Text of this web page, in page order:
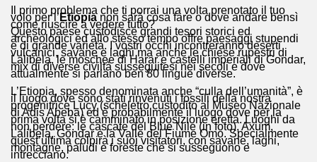
Il primo problema che ti porrai una volta prenotato il tuo
volo per l’ Etiopianon sarà cosa fare o dove andare bensì
come riuscire a vedere tutto?
Questo paese custodisce grandi tesori storici ed
archeologici ed allo stesso tempo offre paesaggi stupendi
e di grande varietà. I vostri occhi incontreranno deserti
vulcanici, savane e laghi ma anche le chiese rupestri di
Lalibela, le moschee di Harar e castelli imperiali di Gondar,
mix di diverse civiltà susseguitesi nei secoli e dove
attualmente si parlano ben 80 lingue diverse.
L’Etiopia, spesso denominata anche “culla dell’umanità”, è
il luogo dove sono stati rinvenuti i fossili della nostra
progenitrice Lucy (scheletro custodito al Museo Nazionale
di Adis Abeba) ed è probabilmente il luogo dove per la
prima volta si è camminato in posizione eretta. Luoghi da
non perdere: le cascate del Blue Nile (in foto), Axum,
Lalibela, Gondar e la Valle del Fiume Omo. Specialmente
quest’ultima colpirà i suoi visitatori, con savane, laghi,
montagne, paludi e foreste che si susseguono e
intrecciano.